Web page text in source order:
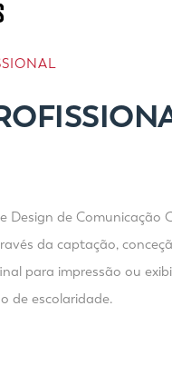
Design de
da captação,
para impressão ou
de escolaridade.